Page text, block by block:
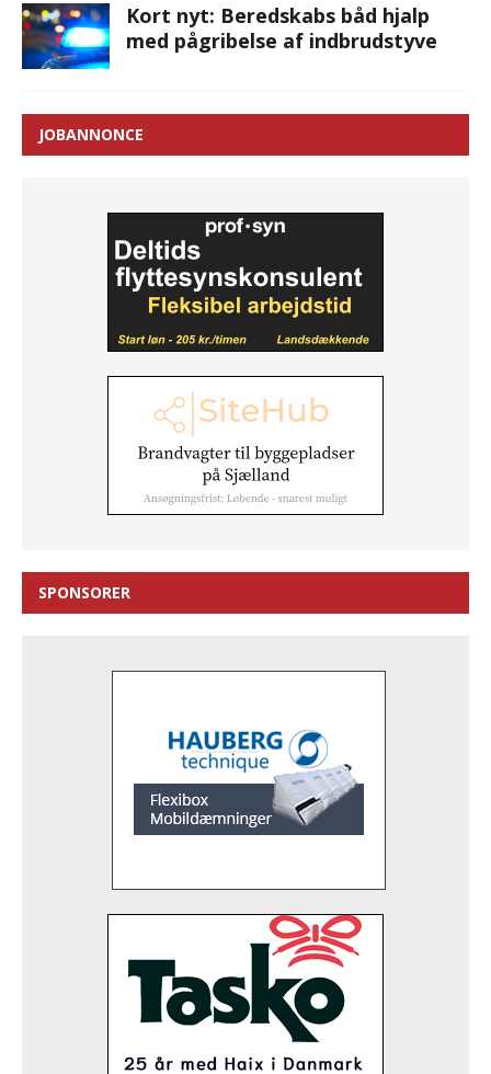
Kort nyt: Beredskabs båd hjalp
med pågribelse af indbrudstyve
JOBANNONCE
SPONSORER